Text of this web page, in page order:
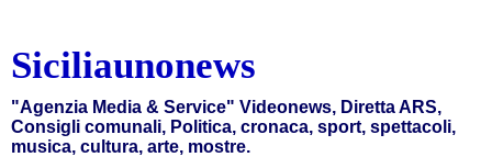
Siciliaunonews
"Agenzia Media & Service" Videonews, Diretta ARS,
Consigli comunali, Politica, cronaca, sport, spettacoli,
musica, cultura, arte, mostre.